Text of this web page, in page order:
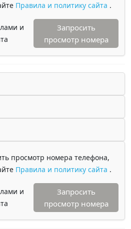
Правила и политику сайта .
и
Запросить
просмотр номера
просмотр номера телефона,
Правила и политику сайта .
и
Запросить
просмотр номера